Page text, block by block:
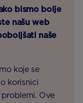
bismo bolje
našu web
naše
koje se
korisnici
Ove